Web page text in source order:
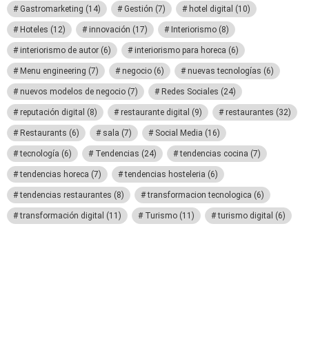
Gastromarketing (14) Gestión (7) hotel digital (10)
Hoteles (12) innovación (17) Interiorismo (8)
interiorismo de autor (6) interiorismo para horeca (6)
Menu engineering (7) negocio (6) nuevas tecnologías (6)
nuevos modelos de negocio (7) Redes Sociales (24)
reputación digital (8) restaurante digital (9) restaurantes (32)
Restaurants (6) sala (7) Social Media (16)
tecnología (6) Tendencias (24) tendencias cocina (7)
tendencias horeca (7) tendencias hosteleria (6)
tendencias restaurantes (8) transformacion tecnologica (6)
transformación digital (11) Turismo (11) turismo digital (6)